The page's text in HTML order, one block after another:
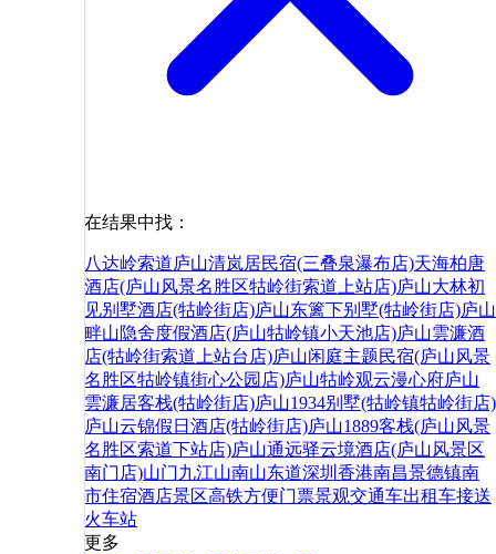
在结果中找：
八达岭索道庐山清岚居民宿(三叠泉瀑布店)天海柏唐
酒店(庐山风景名胜区牯岭街索道上站店)庐山大林初
见别墅酒店(牯岭街店)庐山东篱下别墅(牯岭街店)庐山
畔山隐舍度假酒店(庐山牯岭镇小天池店)庐山雲濂酒
店(牯岭街索道上站台店)庐山闲庭主题民宿(庐山风景
名胜区牯岭镇街心公园店)庐山牯岭观云漫心府庐山
雲濂居客栈(牯岭街店)庐山1934别墅(牯岭镇牯岭街店)
庐山云锦假日酒店(牯岭街店)庐山1889客栈(庐山风景
名胜区索道下站店)庐山通远驿云境酒店(庐山风景区
南门店)山门九江山南山东道深圳 香港南昌景德镇南
市住宿酒店景区高铁方便门票景观交通车出租车接送
火车站
更多